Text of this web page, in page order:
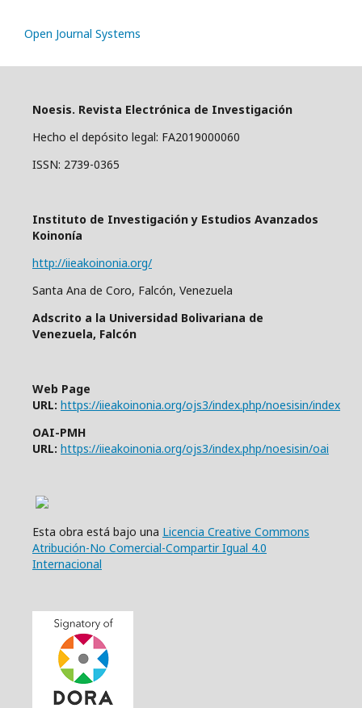
Open Journal Systems
Noesis. Revista Electrónica de Investigación
Hecho el depósito legal: FA2019000060
ISSN: 2739-0365
Instituto de Investigación y Estudios Avanzados
Koinonía
http://iieakoinonia.org/
Santa Ana de Coro, Falcón, Venezuela
Adscrito a la Universidad Bolivariana de
Venezuela, Falcón
Web Page
URL: https://iieakoinonia.org/ojs3/index.php/noesisin/index
OAI-PMH
URL: https://iieakoinonia.org/ojs3/index.php/noesisin/oai
Esta obra está bajo una Licencia Creative Commons
Atribución-No Comercial-Compartir Igual 4.0
Internacional